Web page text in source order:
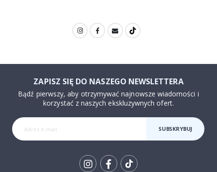
ZAPISZ SIĘ DO NASZEGO NEWSLETTERA
Bądź pierwszy, aby otrzymywać najnowsze wiadomości i
korzystać z naszych ekskluzywnych ofert.
SUBSKRYBUJ